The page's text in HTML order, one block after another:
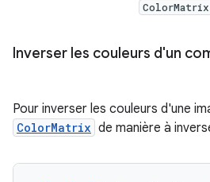
ColorMatrix
Inverser les couleurs d'un
Pour inverser les couleurs d'une
ColorMatrix de manière à